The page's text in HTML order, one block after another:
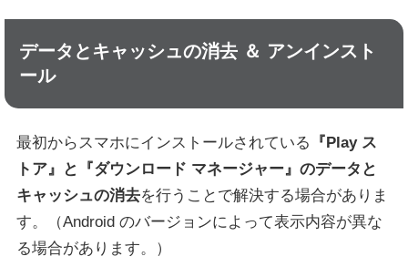
データとキャッシュの消去 ＆ アンインスト
ール
最初からスマホにインストールされている
『Play ス
トア』と『ダウンロード マネージャー』のデータと
キャッシュの消去を行うことで解決する場合がありま
す。（Android のバージョンによって表示内容が異な
る場合があります。）